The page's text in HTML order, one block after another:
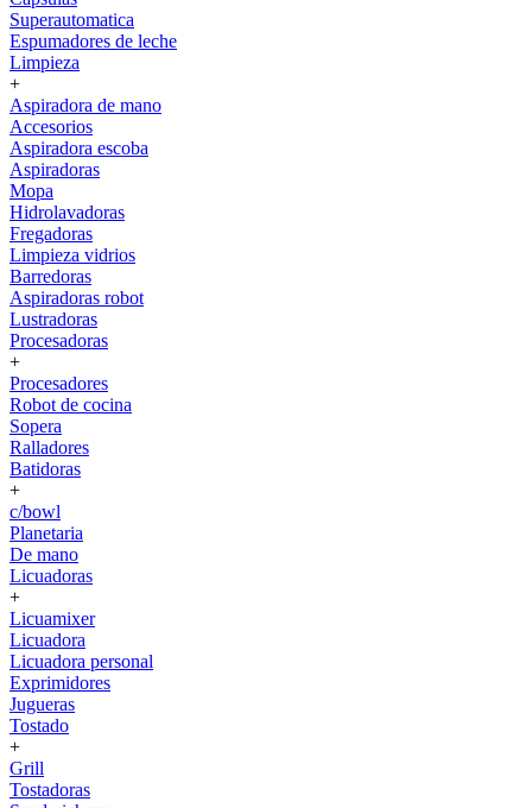
Superautomatica
Espumadores de leche
Limpieza
+
Aspiradora de mano
Accesorios
Aspiradora escoba
Aspiradoras
Mopa
Hidrolavadoras
Fregadoras
Limpieza vidrios
Barredoras
Aspiradoras robot
Lustradoras
Procesadoras
+
Procesadores
Robot de cocina
Sopera
Ralladores
Batidoras
+
c/bowl
Planetaria
De mano
Licuadoras
+
Licuamixer
Licuadora
Licuadora personal
Exprimidores
Jugueras
Tostado
+
Grill
Tostadoras